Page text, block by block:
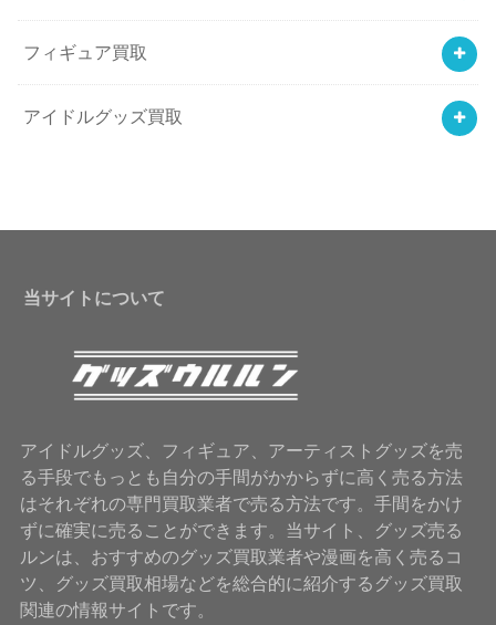
フィギュア買取
アイドルグッズ買取
当サイトについて
アイドルグッズ、フィギュア、アーティストグッズを売
る手段でもっとも自分の手間がかからずに高く売る方法
はそれぞれの専門買取業者で売る方法です。手間をかけ
ずに確実に売ることができます。当サイト、グッズ売る
ルンは、おすすめのグッズ買取業者や漫画を高く売るコ
ツ、グッズ買取相場などを総合的に紹介するグッズ買取
関連の情報サイトです。